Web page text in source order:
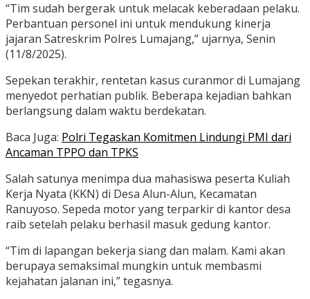
“Tim sudah bergerak untuk melacak keberadaan pelaku.
Perbantuan personel ini untuk mendukung kinerja
jajaran Satreskrim Polres Lumajang,” ujarnya, Senin
(11/8/2025).
Sepekan terakhir, rentetan kasus curanmor di Lumajang
menyedot perhatian publik. Beberapa kejadian bahkan
berlangsung dalam waktu berdekatan.
Baca Juga: Polri Tegaskan Komitmen Lindungi PMI dari
Ancaman TPPO dan TPKS
Salah satunya menimpa dua mahasiswa peserta Kuliah
Kerja Nyata (KKN) di Desa Alun-Alun, Kecamatan
Ranuyoso. Sepeda motor yang terparkir di kantor desa
raib setelah pelaku berhasil masuk gedung kantor.
“Tim di lapangan bekerja siang dan malam. Kami akan
berupaya semaksimal mungkin untuk membasmi
kejahatan jalanan ini,” tegasnya.